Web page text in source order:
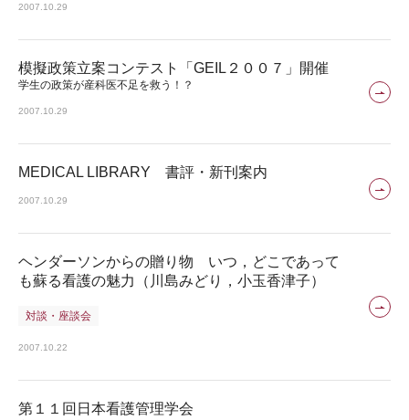
2007.10.29
模擬政策立案コンテスト「GEIL２００７」開催
学生の政策が産科医不足を救う！？
2007.10.29
MEDICAL LIBRARY 書評・新刊案内
2007.10.29
ヘンダーソンからの贈り物 いつ，どこであって
も蘇る看護の魅力（川島みどり，小玉香津子）
対談・座談会
2007.10.22
第１１回日本看護管理学会